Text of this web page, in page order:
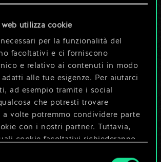
web utilizza cookie
per la funzionalità del
facoltativi e ci forniscono
e relativo ai contenuti in modo
alle tue esigenze. Per aiutarci
ad esempio tramite i social
che potresti trovare
a volte potremmo condividere parte
con i nostri partner. Tuttavia,
cookie facoltativi richiederanno
può diventare
altro!
Modifica mazzo